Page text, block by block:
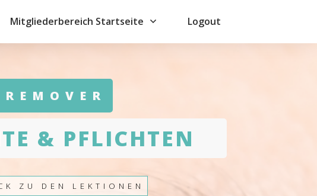
Mitgliederbereich Startseite Logout
& PFLICHTEN
ZU DEN LEKTIONEN